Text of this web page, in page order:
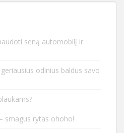
seną automobilį ir
odinius baldus savo
smagus rytas ohoho!